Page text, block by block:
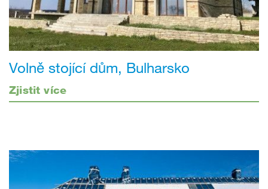
Volně stojící dům, Bulharsko
Zjistit více